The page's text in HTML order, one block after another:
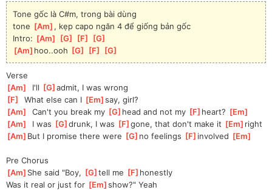
Tone gốc là C#m, trong bài dùng
tone [Am ], kẹp capo ngăn 4 để giống bản gốc
Intro: [Am [G [F [G
[Am ]hoo..ooh [G [F [G
Verse
[Am
  I'll
[G ]
admit, I was wrong
[F
  What else can I
[Em ]
say, girl?
[Am
  Can't you break my
[G ]head and not my [F ]heart? [Em
[Am
  I was
[G ]
drunk, I was [F ]
gone, that don't make it [Em ]right
[Am ]But I promise there were [G ]no feelings [F ]involved [Em
Pre Chorus
[Am ]She said "Boy, [G ]tell me [F ]honestly
Was it real or just for [Em ]
show?" Yeah